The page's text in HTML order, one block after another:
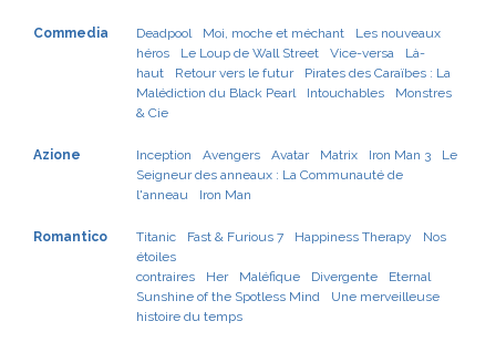
Commedia Deadpool Moi, moche et méchant
Les nouveaux
héros
Le Loup de Wall Street Vice-versa
Là-
haut
Retour vers le futur
Pirates des Caraïbes : La
Malédiction du Black Pearl
Intouchables
Monstres
& Cie
Azione Inception Avengers Avatar Matrix Iron Man 3
Le
Seigneur des anneaux : La Communauté de
l'anneau
Iron Man
Romantico Titanic Fast & Furious 7 Happiness Therapy
Nos
étoiles
contraires
Her Maléfique Divergente
Eternal
Sunshine of the Spotless Mind
Une merveilleuse
histoire du temps